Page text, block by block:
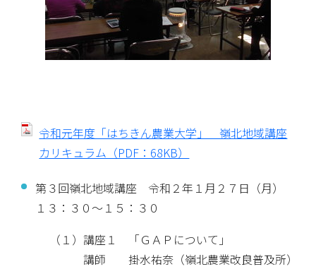
令和元年度「はちきん農業大学」 嶺北地域講座
カリキュラム（PDF：68KB）
第３回嶺北地域講座 令和２年１月２７日（月）
１３：３０～１５：３０
（１）講座１ 「ＧＡＰについて」
講師 掛水祐奈（嶺北農業改良普及所）